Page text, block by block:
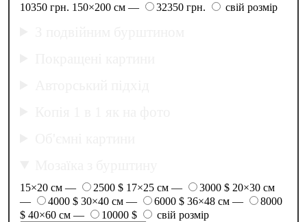
10350 грн. 150×200 см — 32350 грн. свій розмір
15×20 см — 2500 $ 17×25 см — 3000 $ 20×30 см
—
4000 $ 30×40 см — 6000 $ 36×48 см —
8000
$ 40×60 см — 10000 $ свій розмір